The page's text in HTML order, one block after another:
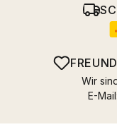
Wir
E-Mail: